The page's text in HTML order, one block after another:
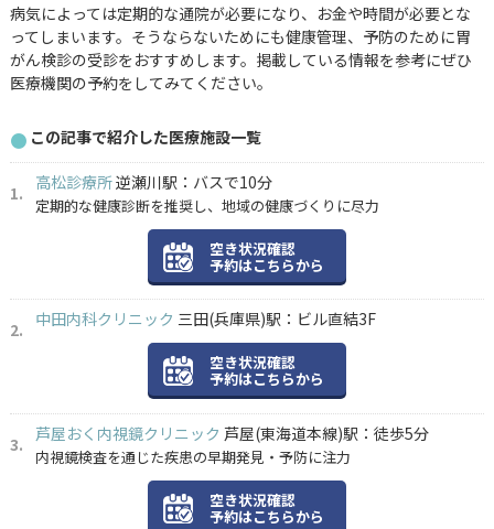
病気によっては定期的な通院が必要になり、お金や時間が必要とな
ってしまいます。そうならないためにも健康管理、予防のために胃
がん検診の受診をおすすめします。掲載している情報を参考にぜひ
医療機関の予約をしてみてください。
この記事で紹介した医療施設一覧
高松診療所逆瀬川駅：バスで10分
定期的な健康診断を推奨し、地域の健康づくりに尽力
空き状況確認
予約はこちらから
中田内科クリニック 三田(兵庫県)駅：ビル直結3F
空き状況確認
予約はこちらから
芦屋おく内視鏡クリニック 芦屋(東海道本線)駅：徒歩5分
内視鏡検査を通じた疾患の早期発見・予防に注力
空き状況確認
予約はこちらから